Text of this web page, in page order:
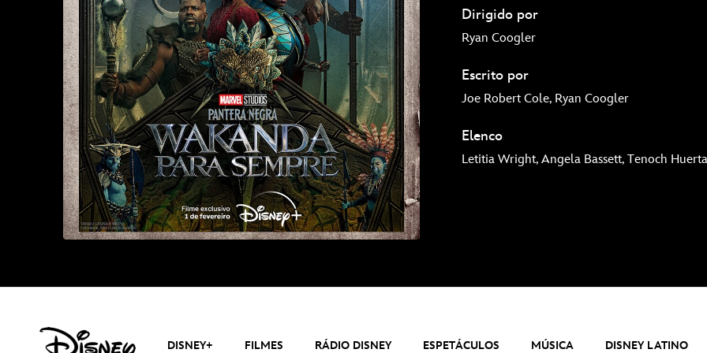
Dirigido por
Ryan Coogler
Escrito por
Joe Robert Cole, Ryan Coogler
Elenco
Letitia Wright, Angela Bassett, Tenoch
DISNEY+ FILMES RÁDIO DISNEY ESPETÁCULOS MÚSICA DISNEY LATINO